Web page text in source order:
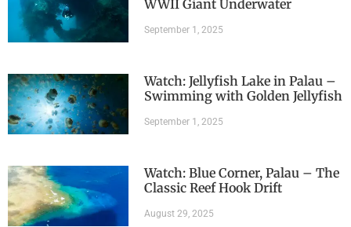
WWII Giant Underwater
September 1, 2025
Watch: Jellyfish Lake in Palau –
Swimming with Golden Jellyfish
September 1, 2025
Watch: Blue Corner, Palau – The
Classic Reef Hook Drift
August 29, 2025